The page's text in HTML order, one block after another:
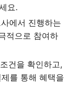
요.
에서 진행하는
적으로 참여하
건을 확인하고,
를 통해 혜택을